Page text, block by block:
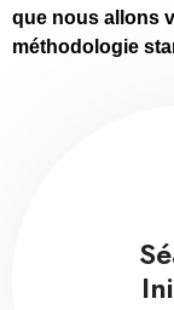
que nous allons
méthodologie